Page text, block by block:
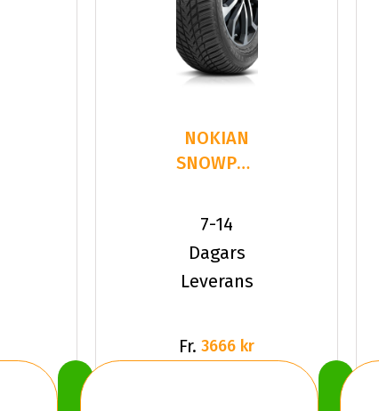
NOKIAN
SNOWPROOF
275/35R21
103 V XL
7-14
Dagars
Leverans
Fr. 3666 kr